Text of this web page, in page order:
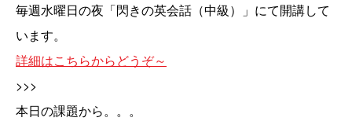
毎週水曜日の夜「閃きの英会話（中級）」にて開講して
います。
詳細はこちらからどうぞ～
>>>
本日の課題から。。。